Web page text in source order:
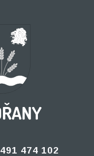
491 474 102